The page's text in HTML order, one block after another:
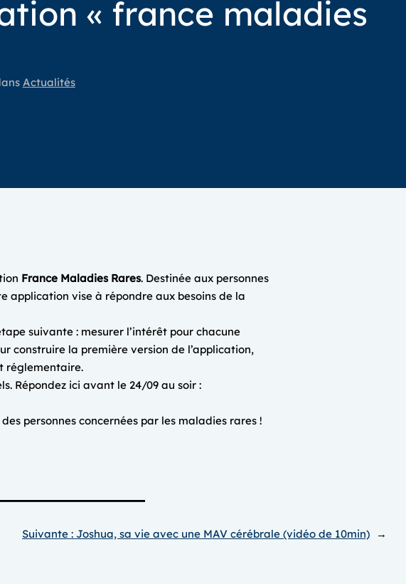
« france maladies
Actualités
France Maladies Rares. Destinée aux personnes
application vise à répondre aux besoins de la
suivante : mesurer l’intérêt pour chacune
construire la première version de l’application,
réglementaire.
Répondez ici avant le 24/09 au soir :
personnes concernées par les maladies rares !
Suivante : Joshua, sa vie avec une MAV cérébrale (vidéo de 10min) →